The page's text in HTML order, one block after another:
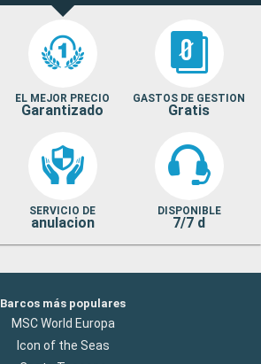
EL MEJOR PRECIO
Garantizado
GASTOS DE GESTION
Gratis
SERVICIO DE
anulacion
DISPONIBLE
7/7 d
Barcos más populares
MSC World Europa
Icon of the Seas